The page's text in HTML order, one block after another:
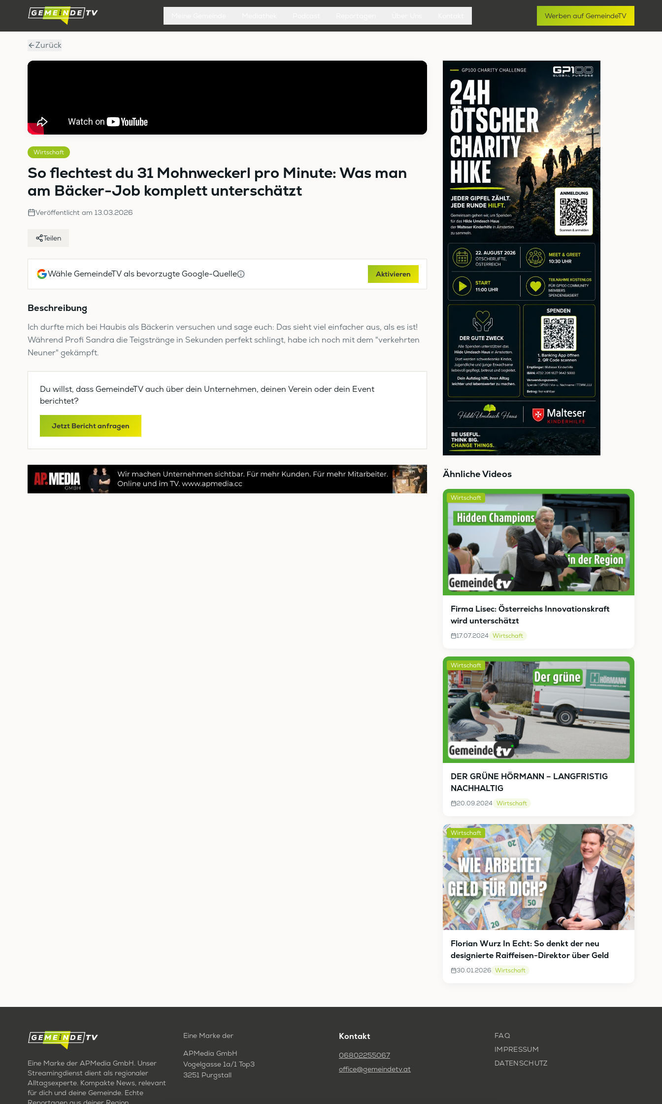
Werben auf GemeindeTV
Zurück
Wirtschaft
So flechtest du 31 Mohnweckerl pro Minute: Was man
am Bäcker-Job komplett unterschätzt
Veröffentlicht am 13.03.2026
Teilen
Wähle GemeindeTV als bevorzugte Google-Quelle Aktivieren
Beschreibung
Ich durfte mich bei Haubis als Bäckerin versuchen und sage euch: Das sieht viel einfacher aus, als es ist!
Während Profi Sandra die Teigstränge in Sekunden perfekt schlingt, habe ich noch mit dem "verkehrten
Neuner" gekämpft.
Du willst, dass GemeindeTV auch über dein Unternehmen, deinen Verein oder dein Event
berichtet?
Jetzt Bericht anfragen
Ähnliche Videos
Wirtschaft
Firma Lisec: Österreichs Innovationskraft
wird unterschätzt
17.07.2024 Wirtschaft
Wirtschaft
DER GRÜNE HÖRMANN – LANGFRISTIG
NACHHALTIG
20.09.2024 Wirtschaft
Wirtschaft
Florian Wurz In Echt: So denkt der neu
designierte Raiffeisen-Direktor über Geld
30.01.2026 Wirtschaft
Eine Marke der APMedia GmbH. Unser
Streamingdienst dient als regionaler
Alltagsexperte. Kompakte News, relevant
für dich und deine Gemeinde. Echte
Eine Marke der
APMedia GmbH
Vogelgasse 1a/1 Top3
3251 Purgstall
Kontakt
06802255067
office@gemeindetv.at
FAQ
IMPRESSUM
DATENSCHUTZ